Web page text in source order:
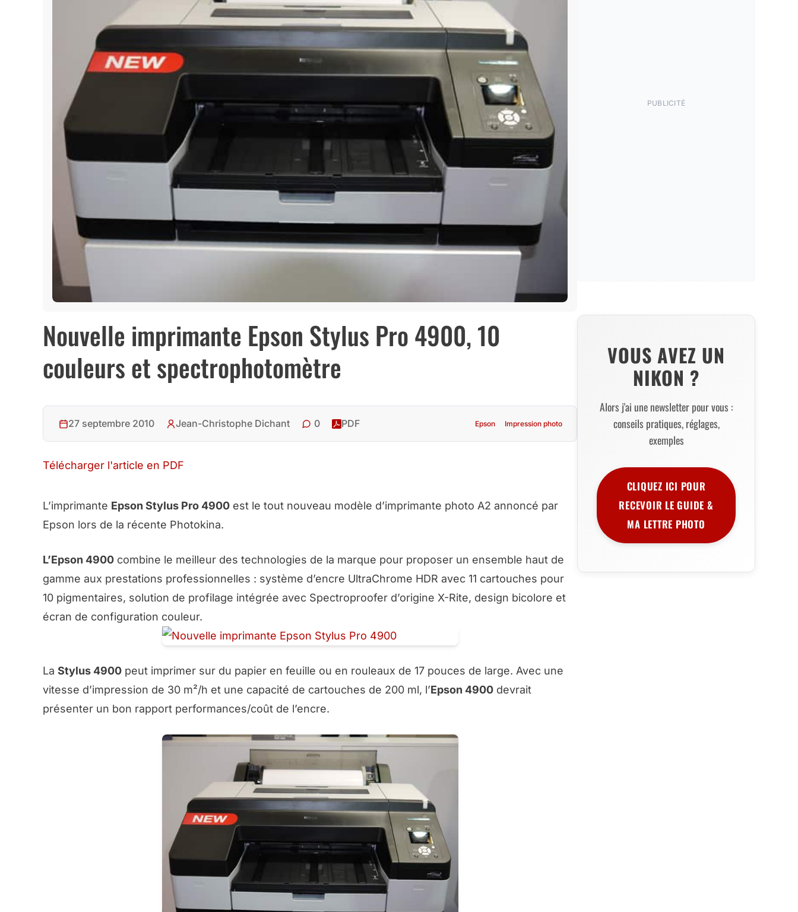
Nouvelle imprimante Epson Stylus Pro 4900, 10
couleurs et spectrophotomètre
27 septembre 2010 Jean-Christophe Dichant 0 PDF Epson Impression photo
Télécharger l'article en PDF
L’imprimante Epson Stylus Pro 4900 est le tout nouveau modèle d’imprimante photo A2 annoncé par
Epson lors de la récente Photokina.
L’Epson 4900 combine le meilleur des technologies de la marque pour proposer un ensemble haut de
gamme aux prestations professionnelles : système d’encre UltraChrome HDR avec 11 cartouches pour
10 pigmentaires, solution de profilage intégrée avec Spectroproofer d’origine X-Rite, design bicolore et
écran de configuration couleur.
La Stylus 4900 peut imprimer sur du papier en feuille ou en rouleaux de 17 pouces de large. Avec une
vitesse d’impression de 30 m²/h et une capacité de cartouches de 200 ml, l’Epson 4900 devrait
présenter un bon rapport performances/coût de l’encre.
PUBLICITÉ
VOUS AVEZ UN
NIKON ?
Alors j'ai une newsletter pour vous :
conseils pratiques, réglages,
exemples
CLIQUEZ ICI POUR
RECEVOIR LE GUIDE &
MA LETTRE PHOTO